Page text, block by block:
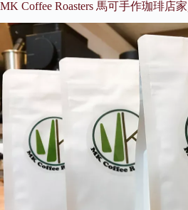
MK Coffee Roasters 馬可手作珈琲店